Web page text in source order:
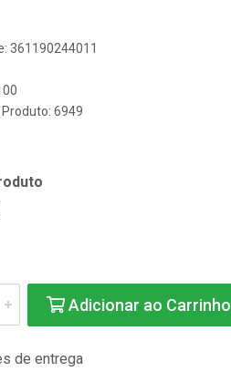
361190244011
6949
Adicionar ao Carrinho
de entrega